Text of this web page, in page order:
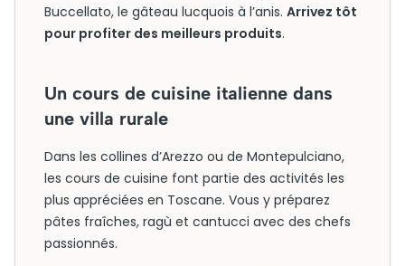
Buccellato, le gâteau lucquois à l’anis. Arrivez tôt
pour profiter des meilleurs produits.
Un cours de cuisine italienne dans
une villa rurale
Dans les collines d’Arezzo ou de Montepulciano,
les cours de cuisine font partie des activités les
plus appréciées en Toscane. Vous y préparez
pâtes fraîches, ragù et cantucci avec des chefs
passionnés.